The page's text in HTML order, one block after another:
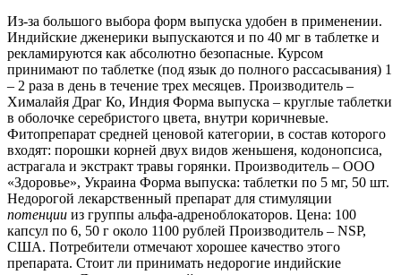
Из-за большого выбора форм выпуска удобен в применении.
Индийские дженерики выпускаются и по 40 мг в таблетке и
рекламируются как абсолютно безопасные. Курсом
принимают по таблетке (под язык до полного рассасывания) 1
– 2 раза в день в течение трех месяцев. Производитель –
Хималайя Драг Ко, Индия Форма выпуска – круглые таблетки
в оболочке серебристого цвета, внутри коричневые.
Фитопрепарат средней ценовой категории, в состав которого
входят: порошки корней двух видов женьшеня, кодонопсиса,
астрагала и экстракт травы горянки. Производитель – ООО
«Здоровье», Украина Форма выпуска: таблетки по 5 мг, 50 шт.
Недорогой лекарственный препарат для стимуляции
потенции из группы альфа-адреноблокаторов. Цена: 100
капсул по 6, 50 г около 1100 рублей Производитель – NSP,
США. Потребители отмечают хорошее качество этого
препарата. Стоит ли принимать недорогие индийские